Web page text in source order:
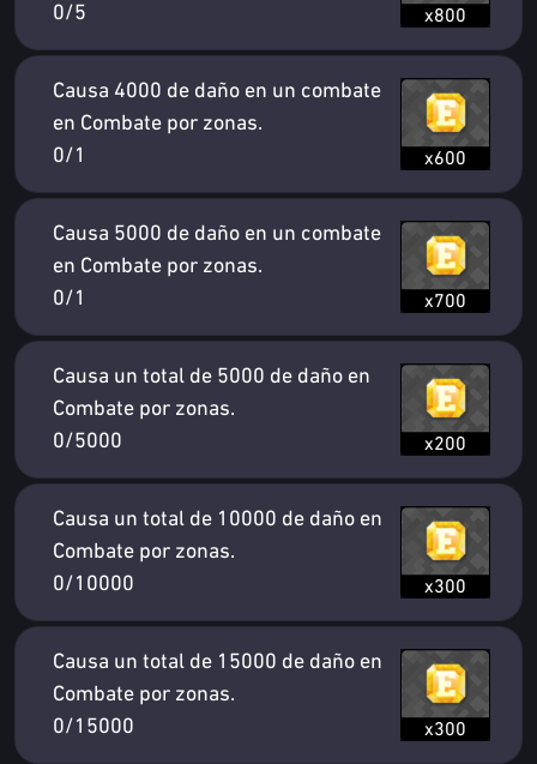
0/5
x800
Causa 4000 de daño en un combate
en Combate por zonas.
0/1
x600
Causa 5000 de daño en un combate
en Combate por zonas.
0/1
x700
Causa un total de 5000 de daño en
Combate por zonas.
0/5000
x200
Causa un total de 10000 de daño en
Combate por zonas.
0/10000
x300
Causa un total de 15000 de daño en
Combate por zonas.
0/15000
x300